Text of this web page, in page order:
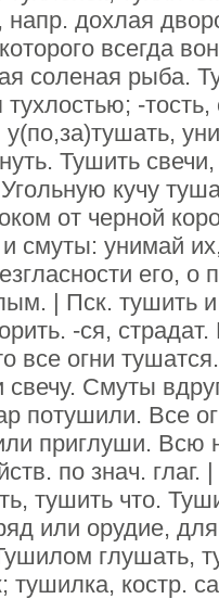
дохлая
всегда
соленая рыба.
-тость,
у(по,за)тушать,
Тушить
кучу
от черной
и смуты: унимай
его,
| Пск. тушить и
-ся,
все огни
свечу. Смуты
потушили. Все
приглуши. Всю
по знач.
тушить что.
или орудие,
глушать,
тушилка, костр.